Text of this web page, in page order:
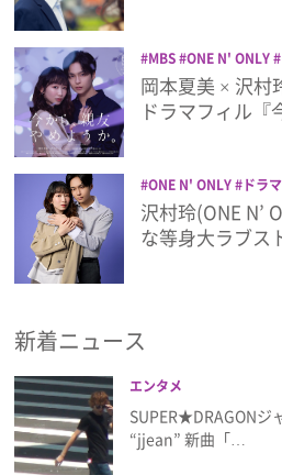
ライフスタイル
プレゼント
インタビュー
フィルム
ランキング
Emo!miuとは？
MBS ONE N' ONLY
ィル 井内悠陽
今か
か。 沢村玲
岡本夏美 × 沢村
ドラマフィル
ONE N' ONLY ドラマ
今から、親友やめよう
沢村玲(ONE N’
な等身大ラブス
新着ニュース
エンタメ
SUPER★DRAGONジ
“jjean” 新曲「…